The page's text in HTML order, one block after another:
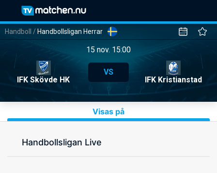
Handboll / Handbollsligan Herrar
15 nov. 15:00
IFK Skövde HK
VS
IFK Kristianstad
Visas på
Handbollsligan Live